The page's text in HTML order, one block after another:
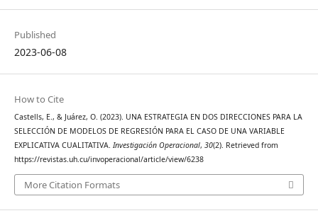
Published
2023-06-08
How to Cite
Castells, E., & Juárez, O. (2023). UNA ESTRATEGIA EN DOS DIRECCIONES PARA LA
SELECCIÓN DE MODELOS DE REGRESIÓN PARA EL CASO DE UNA VARIABLE
EXPLICATIVA CUALITATIVA. Investigación Operacional, 30(2). Retrieved from
https://revistas.uh.cu/invoperacional/article/view/6238
More Citation Formats